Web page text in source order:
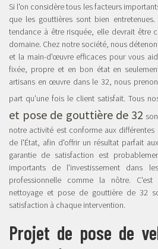
Si l'on considère tous les facteurs
que les gouttières sont bien
tendance à être risquée, elle devrait être
domaine. Chez notre société, nous
et la main-d'œuvre efficaces pour vous
fixée, propre et en bon état en
artisans en œuvre dans le 32, nous
part qu'une fois le client satisfait. Tous
et pose de gouttière de 32
notre activité est conforme aux
de l'État, afin d'offrir un résultat parfait
garantie de satisfaction est
importants de l'investissement dans
professionnelle comme la nôtre.
nettoyage et pose de gouttière de 32
satisfaction à chaque intervention.
Projet de pose de